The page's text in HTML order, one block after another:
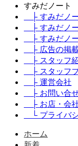
すみだノート
├ すみだノ
├ すみだノ
├ すみだノ
├ 広告の掲
├ スタッフ
├ スタッフ
├ 運営会社
├ お問い合
├ お店・会
└ プライバ
ホーム